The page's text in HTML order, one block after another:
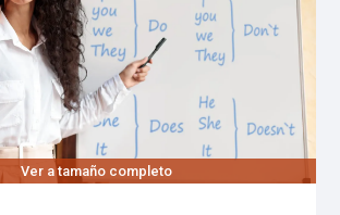
Ver a tamaño completo